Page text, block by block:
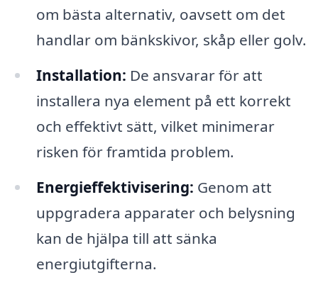
om bästa alternativ, oavsett om det
handlar om bänkskivor, skåp eller golv.
Installation: De ansvarar för att
installera nya element på ett korrekt
och effektivt sätt, vilket minimerar
risken för framtida problem.
Energieffektivisering: Genom att
uppgradera apparater och belysning
kan de hjälpa till att sänka
energiutgifterna.